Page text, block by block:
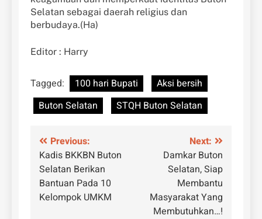
Selatan sebagai daerah religius dan
berbudaya.(Ha)
Editor : Harry
Tagged: 100 hari Bupati
Aksi bersih
Buton Selatan
STQH Buton Selatan
Navigasi
pos
Previous:
Kadis BKKBN Buton
Selatan Berikan
Bantuan Pada 10
Kelompok UMKM
Next:
Damkar Buton
Selatan, Siap
Membantu
Masyarakat Yang
Membutuhkan…!